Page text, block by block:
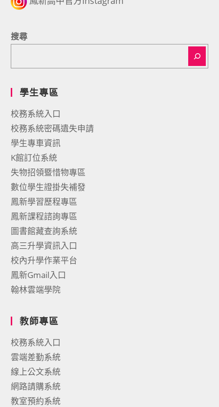
搜尋
學生專區
校務系統入口
校務系統密碼遺失申請
學生專車資訊
K館訂位系統
失物招領暨惜物專區
數位學生證掛失補發
鳳新學習歷程專區
鳳新課程諮詢專區
圖書館藏查詢系統
高三升學資訊入口
校內升學作業平台
鳳新Gmail入口
翰林雲端學院
教師專區
校務系統入口
雲端差勤系統
線上公文系統
網路請購系統
教室預約系統